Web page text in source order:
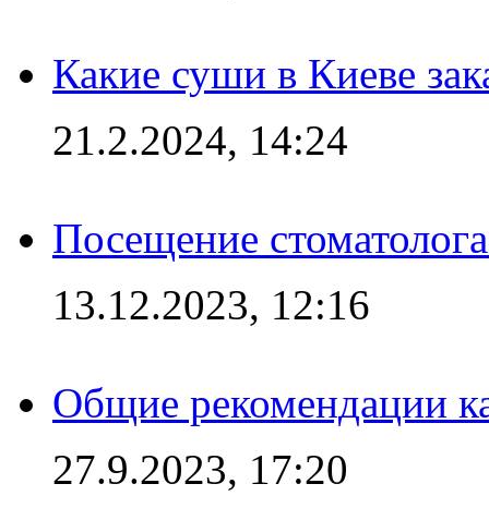
Какие суши в Киеве
21.2.2024, 14:24
Посещение
13.12.2023, 12:16
Общие рекомендации
27.9.2023, 17:20